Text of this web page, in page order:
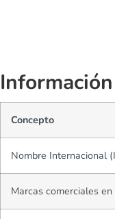
Concepto
Nombre Internacional
Marcas comerciales en